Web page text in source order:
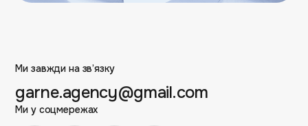
Ми завжди на зв’язку
garne.agency@gmail.com
Ми у соцмережах